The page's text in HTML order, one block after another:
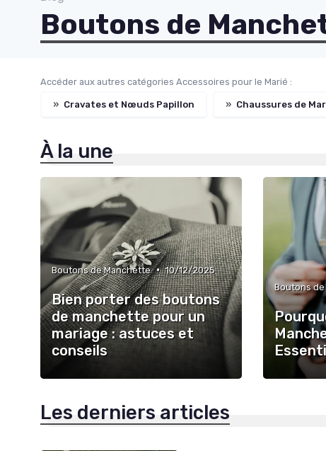
Boutons de
Accéder aux autres catégories Accessoires pour le Marié :
» Cravates et Nœuds Papillon » Chaussures de
À la une
Boutons de Manchette • 10/12/2025
Bien porter des boutons
de manchette pour un
mariage : astuces et
conseils
Boutons
Les derniers articles